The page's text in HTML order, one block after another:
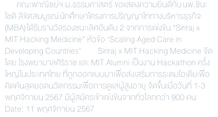
คณะพาณิชย์ฯ ม.ธรรมศาสตร์ ขอแสดงความยินดีกับ นพ.ชินะ
โชติ ลิขิตสมบูรณ์ นักศึกษาโครงการปริญญาโททางบริหารธุรกิจ
(MBA) ได้รับรางวัลรองชนะเลิศอันดับ 2 จากการแข่งขัน “Siriraj x
MIT Hacking Medicine” หัวข้อ ‘Scaling Aged Care in
Developing Countries’ Siriraj x MIT Hacking Medicine จัด
โดย โรงพยาบาลศิริราช และ MIT Alumni เป็นงาน Hackathon ครั้ง
ใหญ่ในประเทศไทย ที่ถูกออกแบบมาเพื่อส่งเสริมการระดมไอเดียเพื่อ
คิดค้นสุดยอดนวัตกรรมเพื่อการดูแลผู้สูงอายุ จัดขึ้นเมื่อวันที่ 1-3
พฤศจิกายน 2567 มีผู้สมัครเข้าแข่งขันจากทั่วโลกกว่า 900 คน
Date: 11 พฤศจิกายน 2567